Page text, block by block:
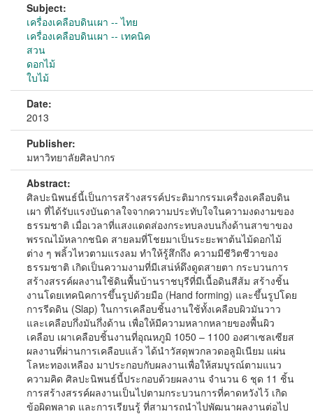
Subject:
เครื่องเคลือบดินเผา -- ไทย
เครื่องเคลือบดินเผา -- เทคนิค
สวน
ดอกไม้
ใบไม้
Date:
2013
Publisher:
มหาวิทยาลัยศิลปากร
Abstract:
ศิลปะนิพนธ์นี้เป็นการสร้างสรรค์ประติมากรรมเครื่องเคลือบดิน
เผา ที่ได้รับแรงบันดาลใจจากความประทับใจในความงดงามของ
ธรรมชาติ เมื่อเวลาที่แสงแดดส่องกระทบลงบนกิ่งด้านสาขาของ
พรรณไม้หลากชนิด สายลมที่โชยมาเป็นระยะพาต้นไม้ดอกไม้
ต่าง ๆ พลิ้วไหวตามแรงลม ทำให้รู้สึกถึง ความมีชีวิตชีวาของ
ธรรมชาติ เกิดเป็นความงามที่มีเสน่ห์ดึงดูดสายตา กระบวนการ
สร้างสรรค์ผลงานใช้ดินพื้นบ้านราชบุรีที่มีเนื้อดินสีส้ม สร้างชิ้น
งานโดยเทคนิคการขึ้นรูปด้วยมือ (Hand forming) และขึ้นรูปโดย
การรีดดิน (Slap) ในการเคลือบชิ้นงานใช้ทั้งเคลือบผิวมันวาว
และเคลือบกึ่งมันกึ่งด้าน เพื่อให้มีความหลากหลายของพื้นผิว
เคลือบ เผาเคลือบชิ้นงานที่อุณหภูมิ 1050 – 1100 องศาเซลเซียส
ผลงานที่ผ่านการเคลือบแล้ว ได้นำวัสดุพวกลวดอลูมิเนียม แผ่น
โลหะทองเหลือง มาประกอบกับผลงานเพื่อให้สมบูรณ์ตามแนว
ความคิด ศิลปะนิพนธ์นี้ประกอบด้วยผลงาน จำนวน 6 ชุด 11 ชิ้น
การสร้างสรรค์ผลงานเป็นไปตามกระบวนการที่คาดหวังไว้ เกิด
ข้อผิดพลาด และการเรียนรู้ ที่สามารถนำไปพัฒนาผลงานต่อไป